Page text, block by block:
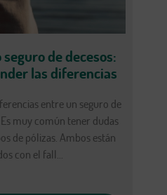
de decesos:
las diferencias
entre un seguro de
muy común tener dudas
de pólizas. Ambos están
con el fall...